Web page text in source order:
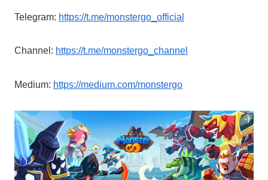
Telegram: https://t.me/monstergo_official
Channel: https://t.me/monstergo_channel
Medium: https://medium.com/monstergo